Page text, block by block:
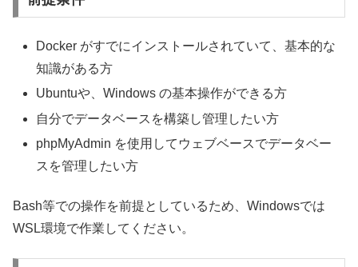
Docker がすでにインストールされていて、基本的な
知識がある方
Ubuntuや、Windows の基本操作ができる方
自分でデータベースを構築し管理したい方
phpMyAdmin を使用してウェブベースでデータベー
スを管理したい方
Bash等での操作を前提としているため、Windowsでは
WSL環境で作業してください。